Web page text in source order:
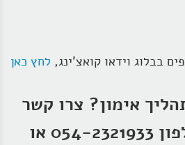
בבלוג וידאו קואצ'ינג, לחץ כאן
אימון? צרו קשר
עוד היום בטלפון 054-2321933 או